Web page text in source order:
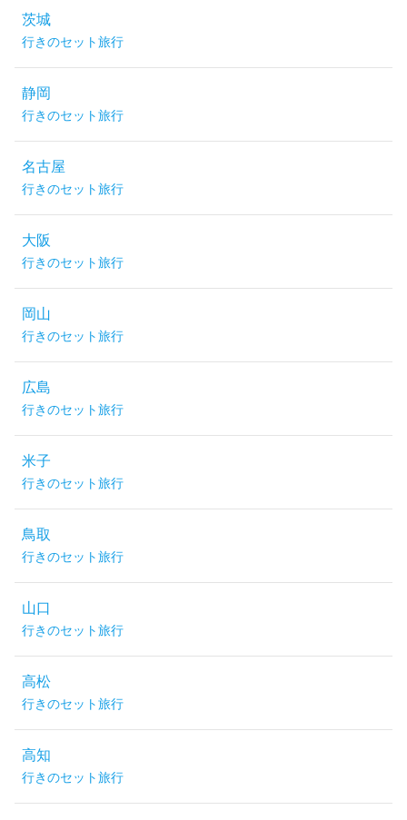
茨城
行きのセット旅行
静岡
行きのセット旅行
名古屋
行きのセット旅行
大阪
行きのセット旅行
岡山
行きのセット旅行
広島
行きのセット旅行
米子
行きのセット旅行
鳥取
行きのセット旅行
山口
行きのセット旅行
高松
行きのセット旅行
高知
行きのセット旅行